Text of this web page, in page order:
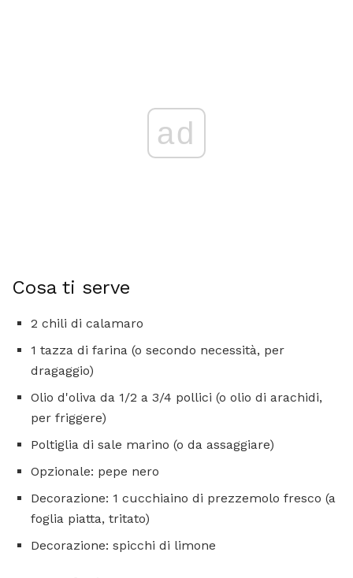
ad
Cosa ti serve
2 chili di calamaro
1 tazza di farina (o secondo necessità, per
dragaggio)
Olio d'oliva da 1/2 a 3/4 pollici (o olio di arachidi,
per friggere)
Poltiglia di sale marino (o da assaggiare)
Opzionale: pepe nero
Decorazione: 1 cucchiaino di prezzemolo fresco (a
foglia piatta, tritato)
Decorazione: spicchi di limone